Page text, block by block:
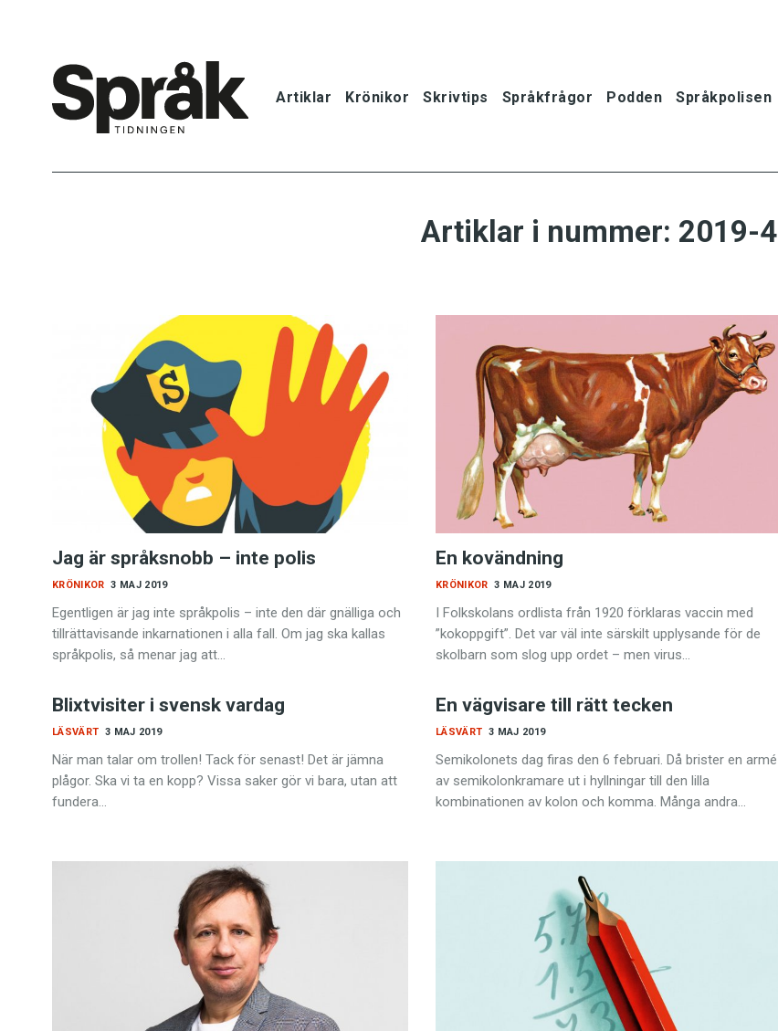
Artiklar Krönikor Skrivtips Språkfrågor Podden Språkpolisen
Skrivtips
Bokrecensioner
Podden
Anmäl till språkpolisen
Annonsera
Press
Artiklar i nummer: 2019-4
Jag är språksnobb – inte polis
3 MAJ 2019
KRÖNIKOR
Egentligen är jag inte språkpolis – inte den där gnälliga och
tillrättavisande inkarnationen i alla fall. Om jag ska kallas
språkpolis, så menar jag att…
En kovändning
3 MAJ 2019
KRÖNIKOR
I Folkskolans ordlista från 1920 förklaras vaccin med
”kokoppgift”. Det var väl inte särskilt upplysande för de
skolbarn som slog upp ordet – men virus…
Blixtvisiter i svensk vardag
3 MAJ 2019
LÄSVÄRT
När man talar om trollen! Tack för senast! Det är jämna
plågor. Ska vi ta en kopp? Vissa saker gör vi bara, utan att
fundera…
En vägvisare till rätt tecken
3 MAJ 2019
LÄSVÄRT
Semikolonets dag firas den 6 februari. Då brister en armé
av semikolonkramare ut i hyllningar till den lilla
kombinationen av kolon och komma. Många andra…